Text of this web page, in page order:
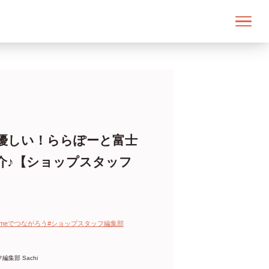
しい！ららぽーと富士
♪【ショップスタッフ
でつながろう #ショップスタッフ編集部
編集部 Sachi